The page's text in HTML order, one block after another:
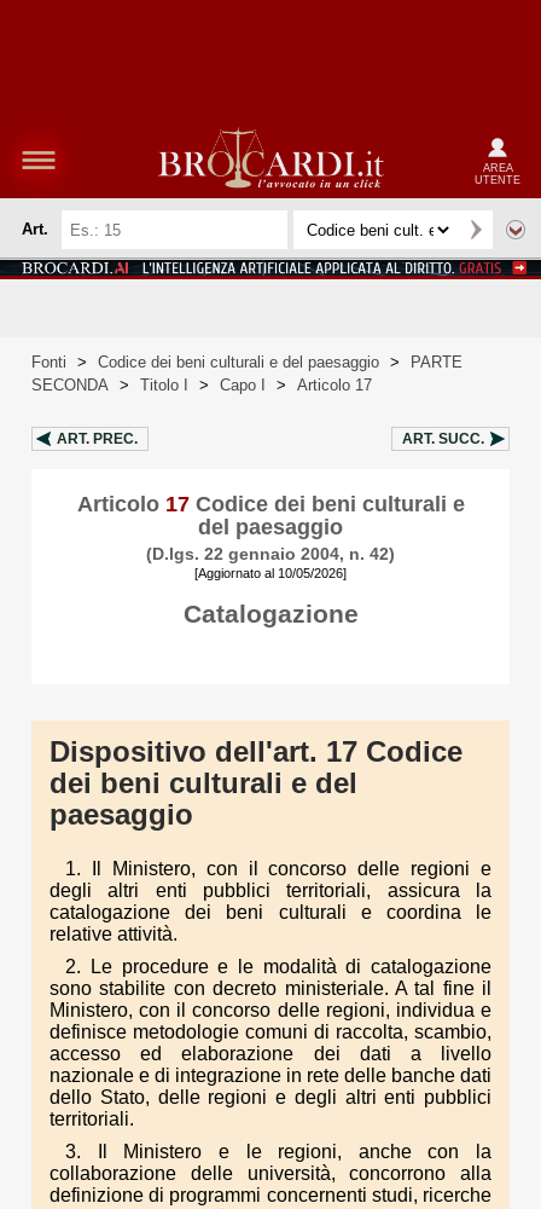
AREA
UTENTE
Art.
Fonti > Codice dei beni culturali e del paesaggio >
PARTE
SECONDA > Titolo I > Capo I > Articolo 17
ART. PREC. ART. SUCC.
Articolo 17Codice dei beni culturali e
del paesaggio
(D.lgs. 22 gennaio 2004, n. 42)
[Aggiornato al 10/05/2026]
Catalogazione
Dispositivo dell'art. 17 Codice
dei beni culturali e del
paesaggio
1. Il Ministero, con il concorso delle regioni e
degli altri enti pubblici territoriali, assicura la
catalogazione dei beni culturali e coordina le
relative attività.
2. Le procedure e le modalità di catalogazione
sono stabilite con decreto ministeriale. A tal fine il
Ministero, con il concorso delle regioni, individua e
definisce metodologie comuni di raccolta, scambio,
accesso ed elaborazione dei dati a livello
nazionale e di integrazione in rete delle banche dati
dello Stato, delle regioni e degli altri enti pubblici
territoriali.
3. Il Ministero e le regioni, anche con la
collaborazione delle università, concorrono alla
definizione di programmi concernenti studi, ricerche